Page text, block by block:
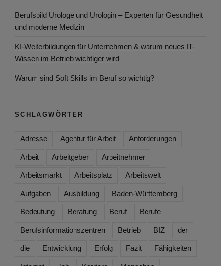
Berufsbild Urologe und Urologin – Experten für Gesundheit
und moderne Medizin
KI-Weiterbildungen für Unternehmen & warum neues IT-
Wissen im Betrieb wichtiger wird
Warum sind Soft Skills im Beruf so wichtig?
SCHLAGWÖRTER
Adresse Agentur für Arbeit Anforderungen
Arbeit Arbeitgeber Arbeitnehmer
Arbeitsmarkt Arbeitsplatz Arbeitswelt
Aufgaben Ausbildung Baden-Württemberg
Bedeutung Beratung Beruf Berufe
Berufsinformationszentren Betrieb BIZ der
die Entwicklung Erfolg Fazit Fähigkeiten